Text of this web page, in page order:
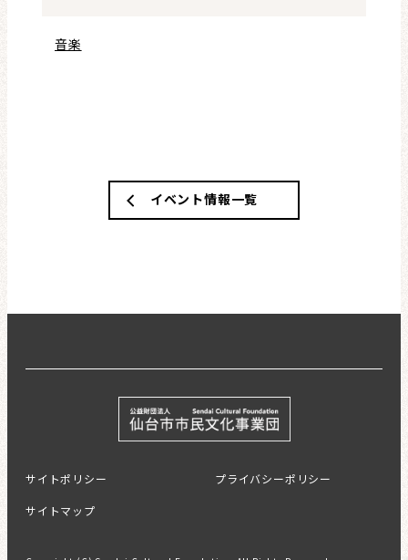
音楽
イベント情報一覧
サイトポリシー プライバシーポリシー
サイトマップ